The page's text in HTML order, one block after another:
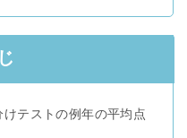
テストの例年の平均点